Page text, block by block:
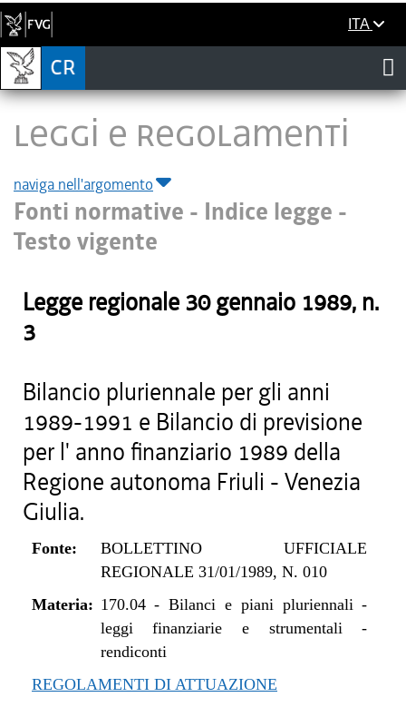
ITA
LEGGI E REGOLAMENTI
naviga nell'argomento
Fonti normative - Indice legge -
Testo vigente
Legge regionale 30 gennaio 1989, n.
3
Bilancio pluriennale per gli anni
1989-1991 e Bilancio di previsione
per l' anno finanziario 1989 della
Regione autonoma Friuli - Venezia
Giulia.
Fonte:
BOLLETTINO UFFICIALE
REGIONALE 31/01/1989, N. 010
Materia: 170.04-Bilanci e piani pluriennali -
leggi finanziarie e strumentali -
rendiconti
REGOLAMENTI DI ATTUAZIONE